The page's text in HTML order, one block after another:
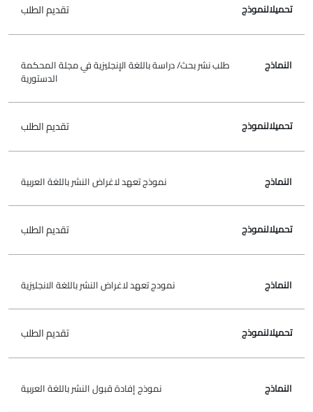
تقديم الطلب
طلب نشر بحث/ دراسة باللغة الإنجليزية في مجلة المحكمة
الدستورية
تقديم الطلب
نموذج تعهد لاغراض النشر باللغة العربية
تقديم الطلب
نمودج تعهد لاغراض النشر باللغة الانجليزية
تقديم الطلب
نموذج إفادة قبول النشر باللغة العربية